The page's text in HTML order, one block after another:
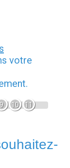
votre
9 10 11